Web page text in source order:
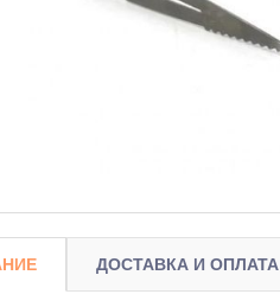
ДОСТАВКА И ОПЛАТА